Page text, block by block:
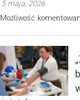
5 maja, 2026
Możliwość